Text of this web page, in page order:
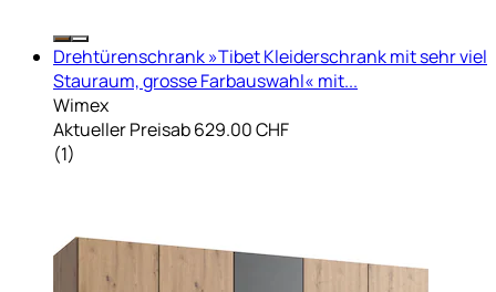
Drehtürenschrank »Tibet Kleiderschrank mit sehr viel
Stauraum, grosse Farbauswahl« mit...
Wimex
Aktueller Preisab629.00 CHF
(1)